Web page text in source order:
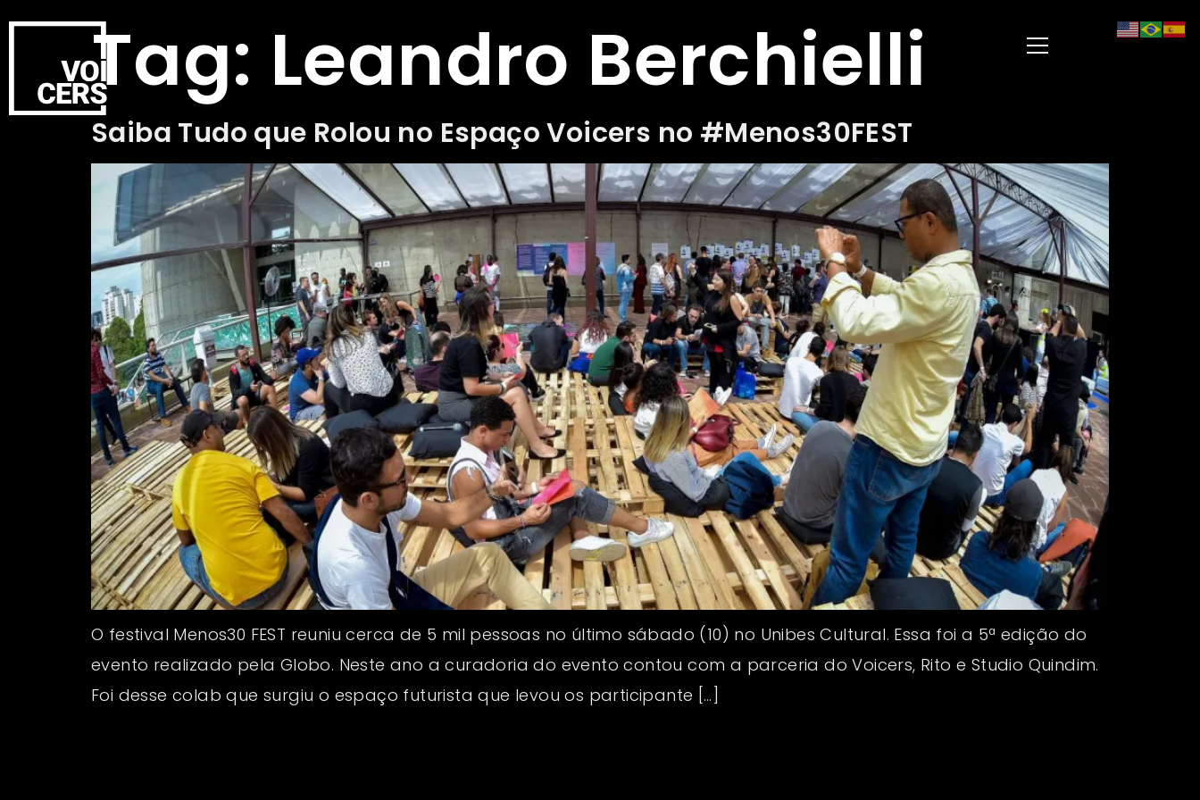
Tag: Leandro Berchielli
Saiba Tudo que Rolou no Espaço Voicers no #Menos30FEST
O festival Menos30 FEST reuniu cerca de 5 mil pessoas no último sábado (10) no Unibes Cultural. Essa foi a 5ª edição do
evento realizado pela Globo. Neste ano a curadoria do evento contou com a parceria do Voicers, Rito e Studio Quindim.
Foi desse colab que surgiu o espaço futurista que levou os participante […]